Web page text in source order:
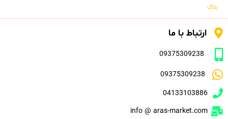
بلاگ
ارتباط با ما
09375309238
09375309238
04133103886
info @ aras-market.com